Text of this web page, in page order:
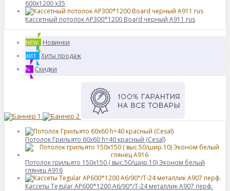
600x1200 x35
Кассетный потолок AP300*1200 Board черный А911 rus
NEW Новинки
ХИТ Хиты продаж
% Скидки
Потолок Грильято 60x60 h=40 красный (Cesal)
Потолок грильято 150х150 ( выс.50/шир.10) Эконом белый
глянец А916
Кассеты Tegular AP600*1200 A6/90°/Т-24 металлик А907 перф.